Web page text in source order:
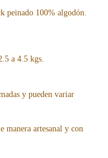
peinado 100% algodón.
a 4.5 kgs.
y pueden variar
manera artesanal y con